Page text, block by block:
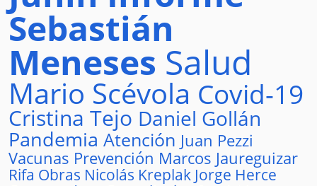
Sebastián
Meneses Salud
Mario Scévola Covid-19
Cristina Tejo Daniel Gollán
Pandemia Atención Juan Pezzi
Vacunas Prevención Marcos Jaureguizar
Rifa Obras Nicolás Kreplak Jorge Herce